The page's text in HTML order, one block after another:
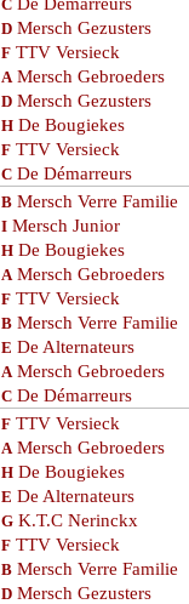
C
D Mersch Gezusters
F TTV Versieck
A Mersch Gebroeders
D Mersch Gezusters
H De Bougiekes
F TTV Versieck
C De Démarreurs
B Mersch Verre Familie
I Mersch Junior
H De Bougiekes
A Mersch Gebroeders
F TTV Versieck
B Mersch Verre Familie
E De Alternateurs
A Mersch Gebroeders
C De Démarreurs
F TTV Versieck
A Mersch Gebroeders
H De Bougiekes
E De Alternateurs
G K.T.C Nerinckx
F TTV Versieck
B Mersch Verre Familie
D Mersch Gezusters